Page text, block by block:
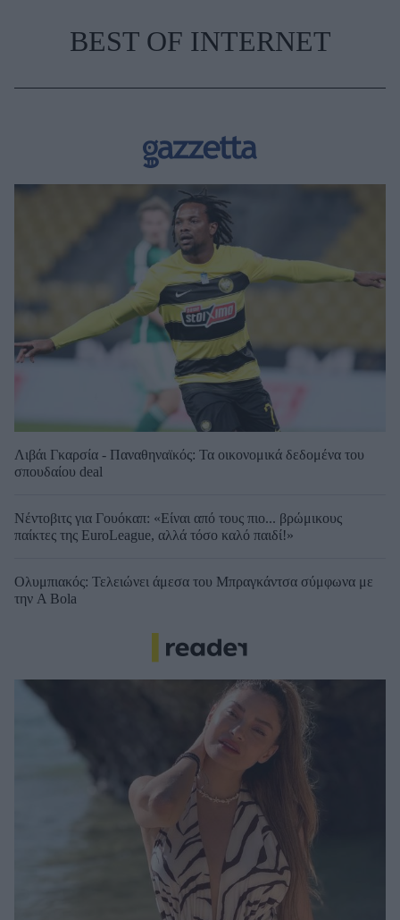
BEST OF INTERNET
Λιβάι Γκαρσία - Παναθηναϊκός: Τα οικονομικά δεδομένα του
σπουδαίου deal
Νέντοβιτς για Γουόκαπ: «Είναι από τους πιο... βρώμικους
παίκτες της EuroLeague, αλλά τόσο καλό παιδί!»
Ολυμπιακός: Τελειώνει άμεσα του Μπραγκάντσα σύμφωνα με
την A Bola